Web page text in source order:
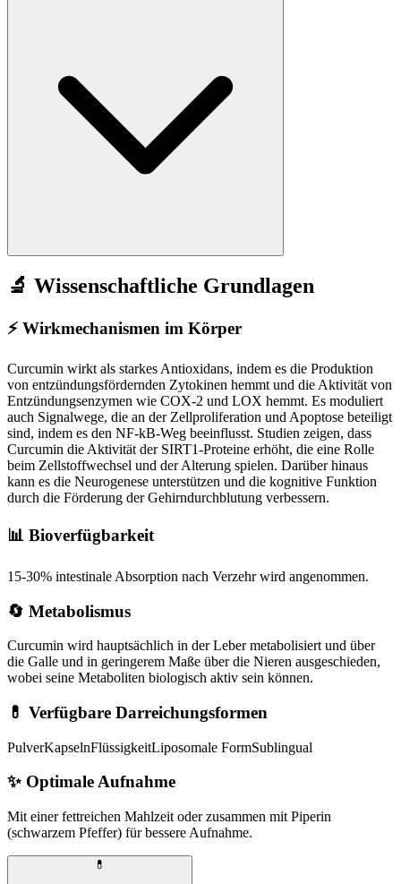
🔬 Wissenschaftliche Grundlagen
⚡ Wirkmechanismen im Körper
Curcumin wirkt als starkes Antioxidans, indem es die Produktion
von entzündungsfördernden Zytokinen hemmt und die Aktivität von
Entzündungsenzymen wie COX-2 und LOX hemmt. Es moduliert
auch Signalwege, die an der Zellproliferation und Apoptose beteiligt
sind, indem es den NF-kB-Weg beeinflusst. Studien zeigen, dass
Curcumin die Aktivität der SIRT1-Proteine erhöht, die eine Rolle
beim Zellstoffwechsel und der Alterung spielen. Darüber hinaus
kann es die Neurogenese unterstützen und die kognitive Funktion
durch die Förderung der Gehirndurchblutung verbessern.
📊 Bioverfügbarkeit
15-30% intestinale Absorption nach Verzehr wird angenommen.
🔄 Metabolismus
Curcumin wird hauptsächlich in der Leber metabolisiert und über
die Galle und in geringerem Maße über die Nieren ausgeschieden,
wobei seine Metaboliten biologisch aktiv sein können.
💊 Verfügbare Darreichungsformen
PulverKapselnFlüssigkeitLiposomale FormSublingual
✨ Optimale Aufnahme
Mit einer fettreichen Mahlzeit oder zusammen mit Piperin
(schwarzem Pfeffer) für bessere Aufnahme.
💊